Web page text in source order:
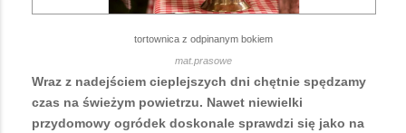
tortownica z odpinanym bokiem
mat.prasowe
Wraz z nadejściem cieplejszych dni chętnie spędzamy
czas na świeżym powietrzu. Nawet niewielki
przydomowy ogródek doskonale sprawdzi się jako na